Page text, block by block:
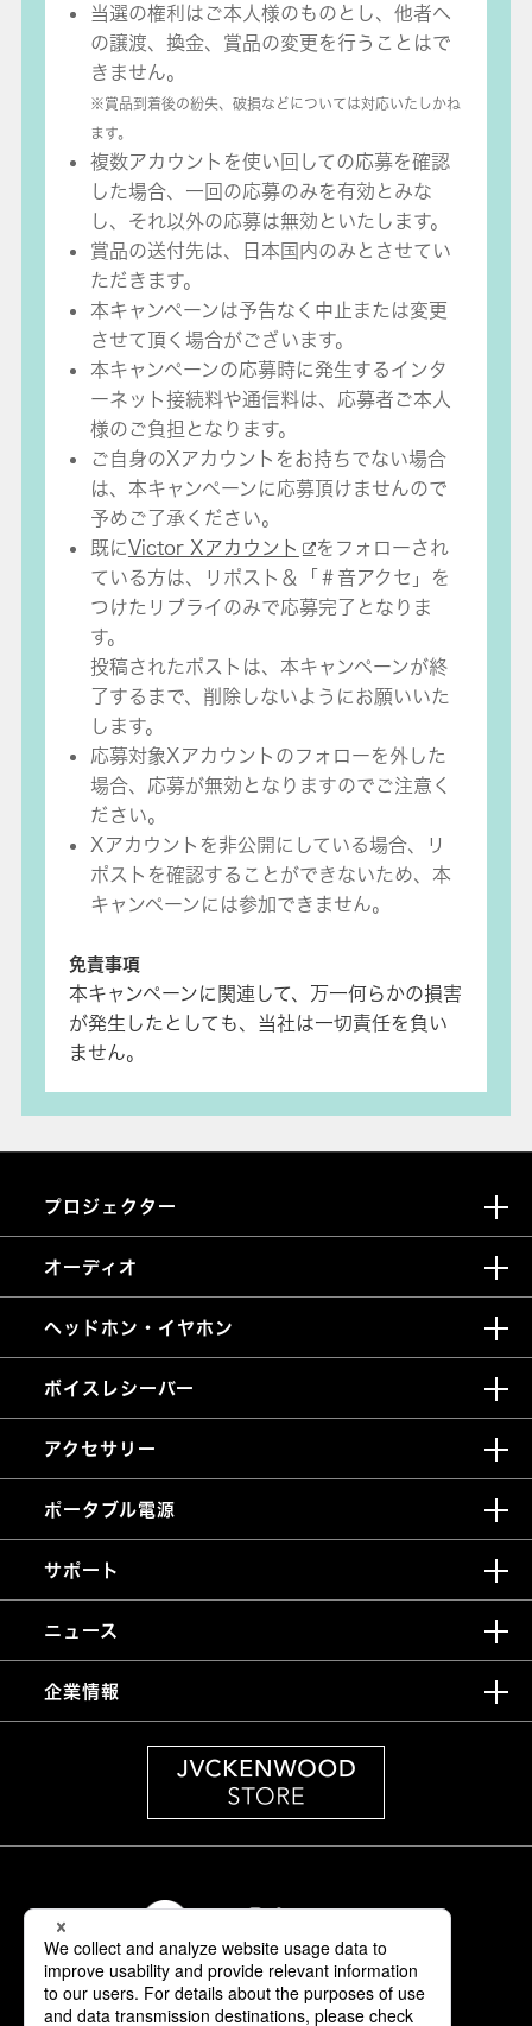
当選の権利はご本人様のものとし、他者へ
の譲渡、換金、賞品の変更を行うことはで
きません。
※賞品到着後の紛失、破損などについては対応いたしかね
ます。
複数アカウントを使い回しての応募を確認
した場合、一回の応募のみを有効とみな
し、それ以外の応募は無効といたします。
賞品の送付先は、日本国内のみとさせてい
ただきます。
本キャンペーンは予告なく中止または変更
させて頂く場合がございます。
本キャンペーンの応募時に発生するインタ
ーネット接続料や通信料は、応募者ご本人
様のご負担となります。
ご自身のXアカウントをお持ちでない場合
は、本キャンペーンに応募頂けませんので
予めご了承ください。
既にVictor Xアカウント
をフォローされ
ている方は、リポスト＆「＃音アクセ」を
つけたリプライのみで応募完了となりま
す。
投稿されたポストは、本キャンペーンが終
了するまで、削除しないようにお願いいた
します。
応募対象Xアカウントのフォローを外した
場合、応募が無効となりますのでご注意く
ださい。
Xアカウントを非公開にしている場合、リ
ポストを確認することができないため、本
キャンペーンには参加できません。
免責事項
本キャンペーンに関連して、万一何らかの損害
が発生したとしても、当社は一切責任を負い
ません。
プロジェクター
オーディオ
ヘッドホン・イヤホン
ボイスレシーバー
アクセサリー
ポータブル電源
サポート
ニュース
企業情報
情報セキュリティ基本方針